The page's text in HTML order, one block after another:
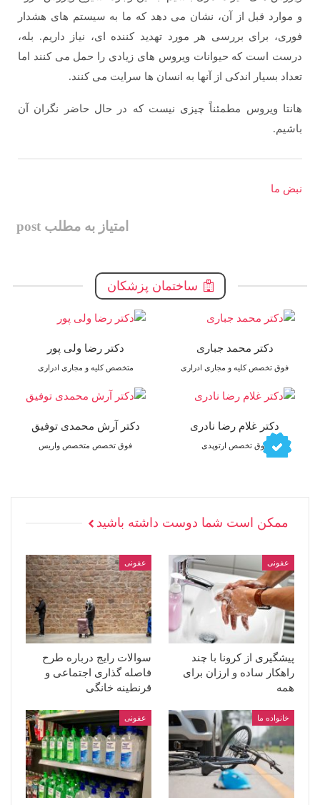
و موارد قبل از آن، نشان می دهد که ما به سیستم های هشدار
فوری، برای بررسی هر مورد تهدید کننده ای، نیاز داریم. بله،
درست است که حیوانات ویروس های زیادی را حمل می کنند اما
تعداد بسیار اندکی از آنها به انسان ها سرایت می کنند.
هانتا ویروس مطمئناً چیزی نیست که در حال حاضر نگران آن
باشیم.
نبض ما
امتیاز به مطلب post
ساختمان پزشکان
دکتر محمد جباری
فوق تخصص کلیه و مجاری ادراری
دکتر غلام رضا نادری
فوق تخصص ارتوپدی
دکتر رضا ولی پور
متخصص کلیه و مجاری ادراری
دکتر آرش محمدی توفیق
فوق تخصص متخصص واریس
ممکن است شما دوست داشته باشید
عفونی
پیشگیری از کرونا با چند
راهکار ساده و ارزان برای
همه
عفونی
سوالات رایج درباره طرح
فاصله گذاری اجتماعی و
قرنطینه خانگی
خانواده ما عفونی